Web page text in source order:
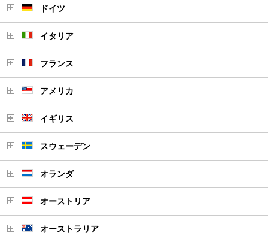
ドイツ
イタリア
フランス
アメリカ
イギリス
スウェーデン
オランダ
オーストリア
オーストラリア